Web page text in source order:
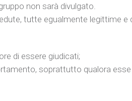
non sarà divulgato.
tutte egualmente legittime e
di essere giudicati;
soprattutto qualora